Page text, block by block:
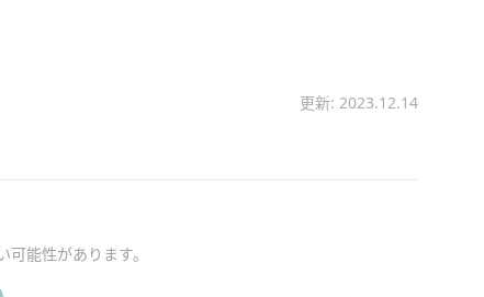
更新: 2023.12.14
能性があります。